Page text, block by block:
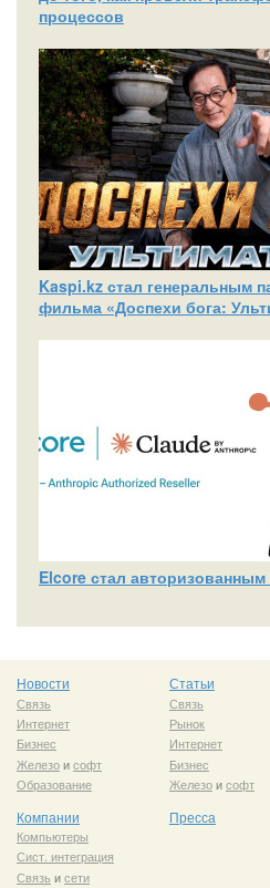
процессов
Kaspi.kz стал генеральным
фильма «Доспехи бога:
Elcore стал
Новости
Связь
Интернет
Бизнес
Железоисофт
Образование
Статьи
Связь
Рынок
Интернет
Бизнес
Железоисофт
Компании
Компьютеры
Сист. интеграция
Связь исети
Пресса